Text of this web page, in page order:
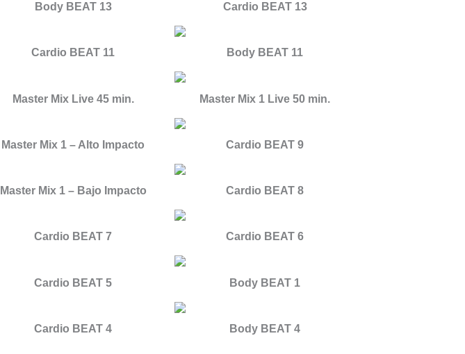
Body BEAT 13 Cardio BEAT 13
Cardio BEAT 11 Body BEAT 11
Master Mix Live 45 min. Master Mix 1 Live 50 min.
Master Mix 1 – Alto Impacto Cardio BEAT 9
Master Mix 1 – Bajo Impacto Cardio BEAT 8
Cardio BEAT 7 Cardio BEAT 6
Cardio BEAT 5 Body BEAT 1
Cardio BEAT 4 Body BEAT 4